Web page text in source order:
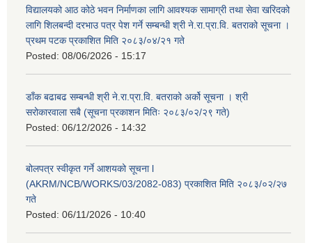
विद्यालयको आठ कोठे भवन निर्माणका लागि आवश्यक सामाग्री तथा सेवा खरिदको
लागि शिलबन्दी दरभाउ पत्र पेश गर्ने सम्बन्धी श्री ने.रा.प्रा.वि. बतराको सूचना ।
प्रथम पटक प्रकाशित मिति २०८३/०४/२१ गते
Posted: 08/06/2026 - 15:17
डाँक बढाबढ सम्बन्धी श्री ने.रा.प्रा.वि. बतराको अर्को सूचना । श्री
सरोकारवाला सबै (सूचना प्रकाशन मितिः २०८३/०२/२९ गते)
Posted: 06/12/2026 - 14:32
बोलपत्र स्वीकृत गर्ने आशयको सूचना l
(AKRM/NCB/WORKS/03/2082-083) प्रकाशित मिति २०८३/०२/२७
गते
Posted: 06/11/2026 - 10:40